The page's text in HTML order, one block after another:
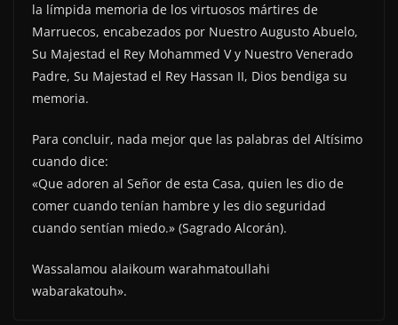
la límpida memoria de los virtuosos mártires de
Marruecos, encabezados por Nuestro Augusto Abuelo,
Su Majestad el Rey Mohammed V y Nuestro Venerado
Padre, Su Majestad el Rey Hassan II, Dios bendiga su
memoria.
Para concluir, nada mejor que las palabras del Altísimo
cuando dice:
«Que adoren al Señor de esta Casa, quien les dio de
comer cuando tenían hambre y les dio seguridad
cuando sentían miedo.» (Sagrado Alcorán).
Wassalamou alaikoum warahmatoullahi
wabarakatouh».